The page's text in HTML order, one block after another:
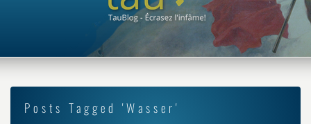
Posts Tagged 'Wasser'